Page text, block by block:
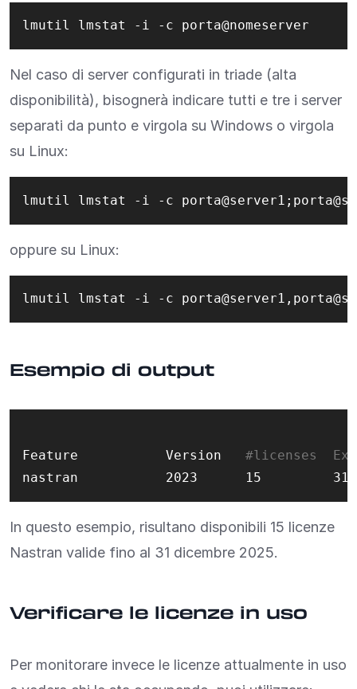
lmutil lmstat -i -c porta@nomeserver
Nel caso di server configurati in triade (alta
disponibilità), bisognerà indicare tutti e tre i server
separati da punto e virgola su Windows o virgola
su Linux:
lmutil lmstat -i -c
oppure su Linux:
lmutil lmstat -i -c
Esempio di output
Feature           Version #licenses
In questo esempio, risultano disponibili 15 licenze
Nastran valide fino al 31 dicembre 2025.
Verificare le licenze in uso
Per monitorare invece le licenze attualmente in uso